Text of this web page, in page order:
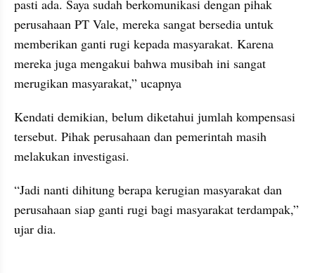
pasti ada. Saya sudah berkomunikasi dengan pihak
perusahaan PT Vale, mereka sangat bersedia untuk
memberikan ganti rugi kepada masyarakat. Karena
mereka juga mengakui bahwa musibah ini sangat
merugikan masyarakat,” ucapnya
Kendati demikian, belum diketahui jumlah kompensasi
tersebut. Pihak perusahaan dan pemerintah masih
melakukan investigasi.
“Jadi nanti dihitung berapa kerugian masyarakat dan
perusahaan siap ganti rugi bagi masyarakat terdampak,”
ujar dia.